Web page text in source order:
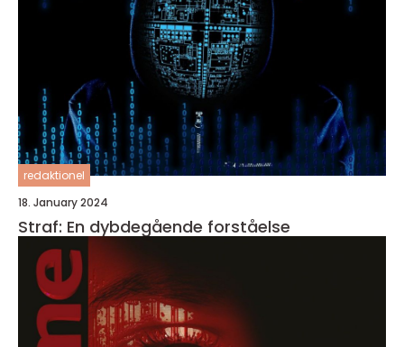
redaktionel
18. January 2024
Straf: En dybdegående forståelse